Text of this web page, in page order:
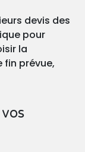
devis des
pour
la
prévue,